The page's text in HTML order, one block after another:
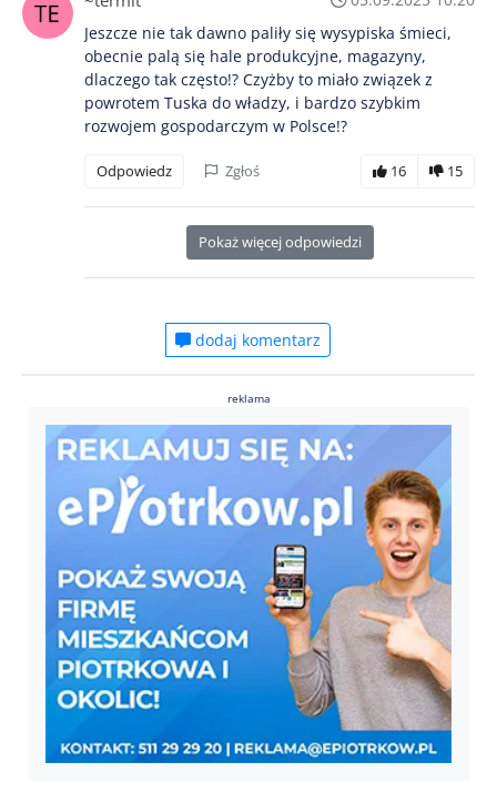
Jeszcze nie tak dawno paliły się wysypiska śmieci,
obecnie palą się hale produkcyjne, magazyny,
dlaczego tak często!? Czyżby to miało związek z
powrotem Tuska do władzy, i bardzo szybkim
rozwojem gospodarczym w Polsce!?
Odpowiedz Zgłoś 16 15
Pokaż więcej odpowiedzi
dodaj komentarz
reklama